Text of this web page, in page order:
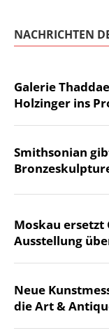
NACHRICHTEN
Galerie
Holzinger ins
Smithsonian
Moskau ersetzt
Ausstellung
Neue
die Art &